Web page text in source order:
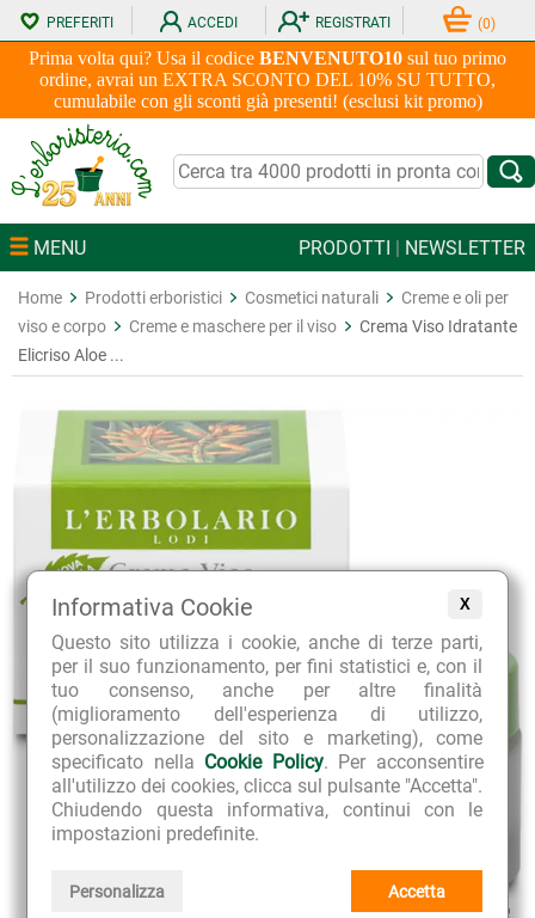
X
Informativa Cookie
Questo sito utilizza i cookie, anche di terze parti,
per il suo funzionamento, per fini statistici e, con il
tuo consenso, anche per altre finalità
(miglioramento dell'esperienza di utilizzo,
personalizzazione del sito e marketing), come
specificato nella Cookie Policy. Per acconsentire
all'utilizzo dei cookies, clicca sul pulsante "Accetta".
Chiudendo questa informativa, continui con le
impostazioni predefinite.
Personalizza Accetta
Prima volta qui? Usa il codice BENVENUTO10 sul tuo primo
ordine, avrai un EXTRA SCONTO DEL 10% SU TUTTO,
cumulabile con gli sconti già presenti! (esclusi kit promo)
PREFERITI ACCEDI REGISTRATI (0)
MENU PRODOTTI | NEWSLETTER
Home Prodotti erboristici Cosmetici naturali
Creme e oli per
viso e corpo
Creme e maschere per il viso
Crema Viso Idratante
Elicriso Aloe ...